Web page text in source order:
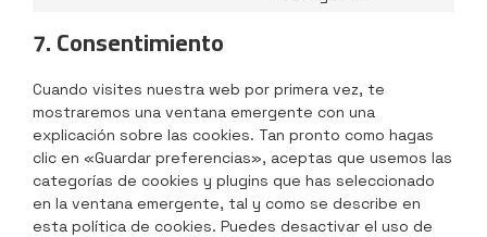
7. Consentimiento
Cuando visites nuestra web por primera vez, te
mostraremos una ventana emergente con una
explicación sobre las cookies. Tan pronto como hagas
clic en «Guardar preferencias», aceptas que usemos las
categorías de cookies y plugins que has seleccionado
en la ventana emergente, tal y como se describe en
esta política de cookies. Puedes desactivar el uso de